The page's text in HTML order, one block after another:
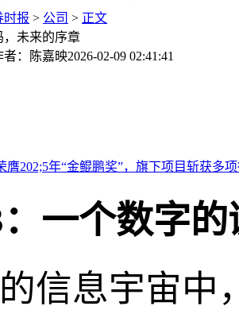
时报 > 公司 > 正文
，未来的序章
者：陈嘉映2026-02-09 02:41:41
：一个数字
信息宇宙中